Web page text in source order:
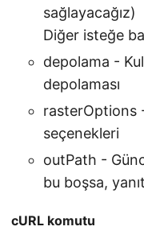
sağlayacağız)
Diğer isteğe
depolama -
depolaması
rasterOptions
seçenekleri
outPath -
bu boşsa,
cURL komutu